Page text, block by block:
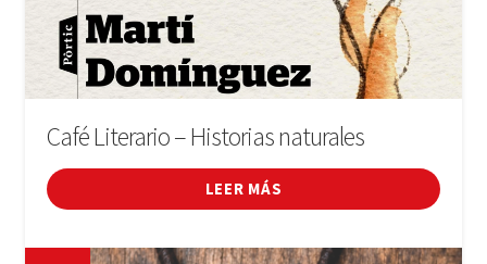
Café Literario – Historias naturales
LEER MÁS